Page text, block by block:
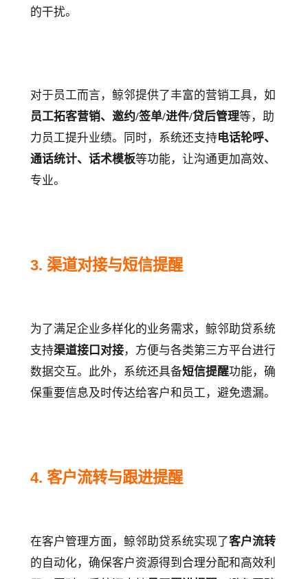
的干扰。
对于员工而言，鲸邻提供了丰富的营销工具，如
员工拓客营销、邀约/签单/进件/贷后管理等，助
力员工提升业绩。同时，系统还支持电话轮呼、
通话统计、话术模板等功能，让沟通更加高效、
专业。
3. 渠道对接与短信提醒
为了满足企业多样化的业务需求，鲸邻助贷系统
支持渠道接口对接，方便与各类第三方平台进行
数据交互。此外，系统还具备短信提醒功能，确
保重要信息及时传达给客户和员工，避免遗漏。
4. 客户流转与跟进提醒
在客户管理方面，鲸邻助贷系统实现了客户流转
的自动化，确保客户资源得到合理分配和高效利